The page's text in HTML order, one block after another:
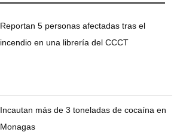
Reportan 5 personas afectadas tras el
incendio en una librería del CCCT
Incautan más de 3 toneladas de cocaína en
Monagas